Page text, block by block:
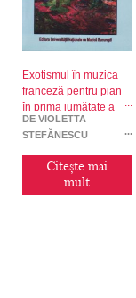
Exotismul în muzica
franceză pentru pian
în prima jumătate a
secolului XX
DE VIOLETTA
ȘTEFĂNESCU
Citește mai
mult